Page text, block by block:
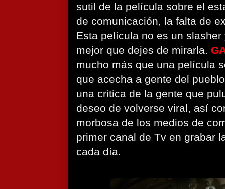
sutil de la película sobre el
de comunicación, la falta de
Esta película no es un
mejor que dejes de mirarla.
mucho más que una película
que acecha a gente del
una critica de la gente que
deseo de volverse viral, así
morbosa de los medios de
primer canal de Tv en grabar
cada día.